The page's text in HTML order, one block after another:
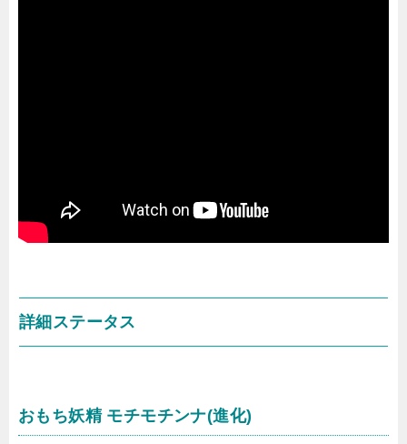
詳細ステータス
おもち妖精 モチモチンナ(進化)